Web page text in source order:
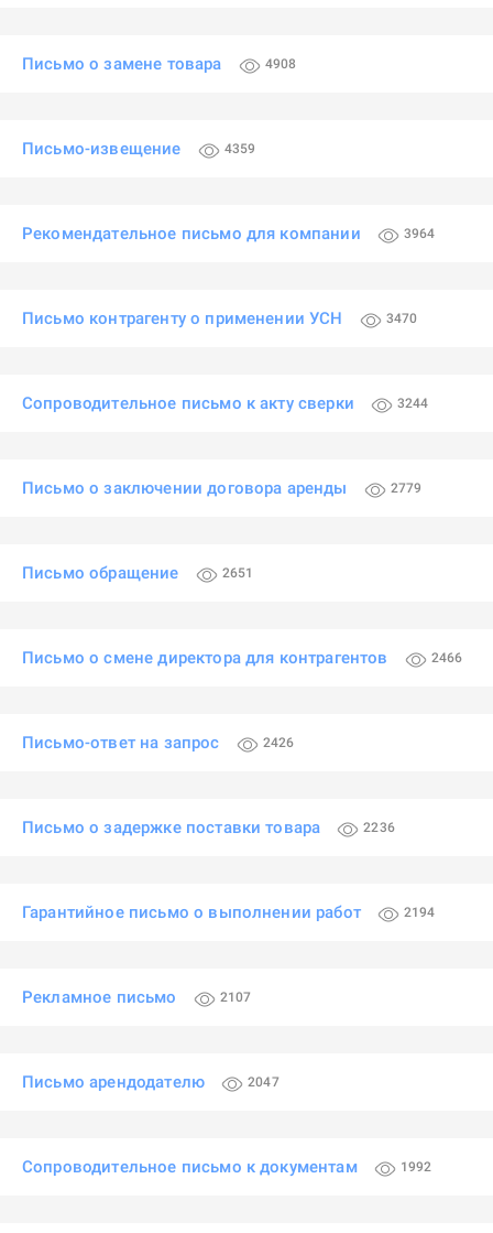
Письмо о замене товара 4908
Письмо-извещение 4359
Рекомендательное письмо для компании 3964
Письмо контрагенту о применении УСН 3470
Сопроводительное письмо к акту сверки 3244
Письмо о заключении договора аренды 2779
Письмо обращение 2651
Письмо о смене директора для контрагентов 2466
Письмо-ответ на запрос 2426
Письмо о задержке поставки товара 2236
Гарантийное письмо о выполнении работ 2194
Рекламное письмо 2107
Письмо арендодателю 2047
Сопроводительное письмо к документам 1992